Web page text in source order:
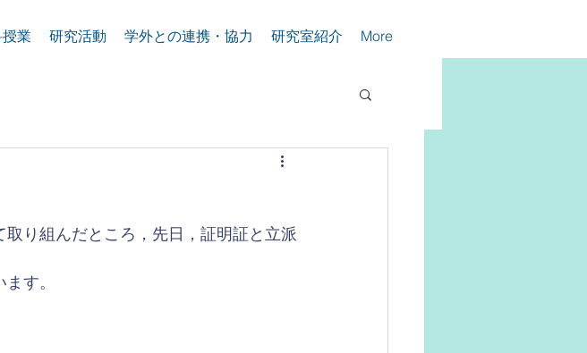
業 研究活動 学外との連携・協力 研究室紹介 More
り組んだところ，先日，証明証と立派
す。